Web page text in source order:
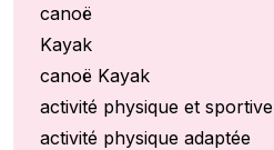
canoë
Kayak
canoë Kayak
activité physique et sportive
activité physique adaptée